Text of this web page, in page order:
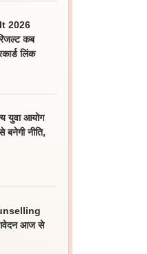
2026
कब
लिंक
युवा आयोग
बनेगी नीति,
आज से